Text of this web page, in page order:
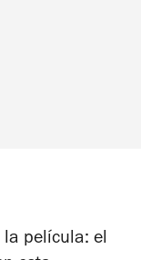
la película: el